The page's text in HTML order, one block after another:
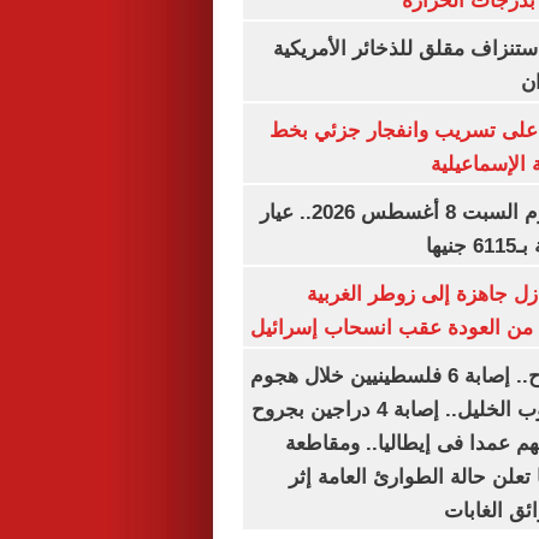
مقلق للذخائر الأمريكية
تسريب وانفجار جزئي بخط
سعر الذهب اليوم السبت 8 أغسطس 2026.. عيار
جاهزة إلى زوطر الغربية
من العودة عقب انسحاب إسرائيل
العالم هذا الصباح.. إصابة 6 فلسطينيين خلال هجوم
لمستوطنين جنوب الخليل.. إصابة 4 دراجين بجروح
عمدا فى إيطاليا.. ومقاطعة
حالة الطوارئ العامة إثر
الغابات